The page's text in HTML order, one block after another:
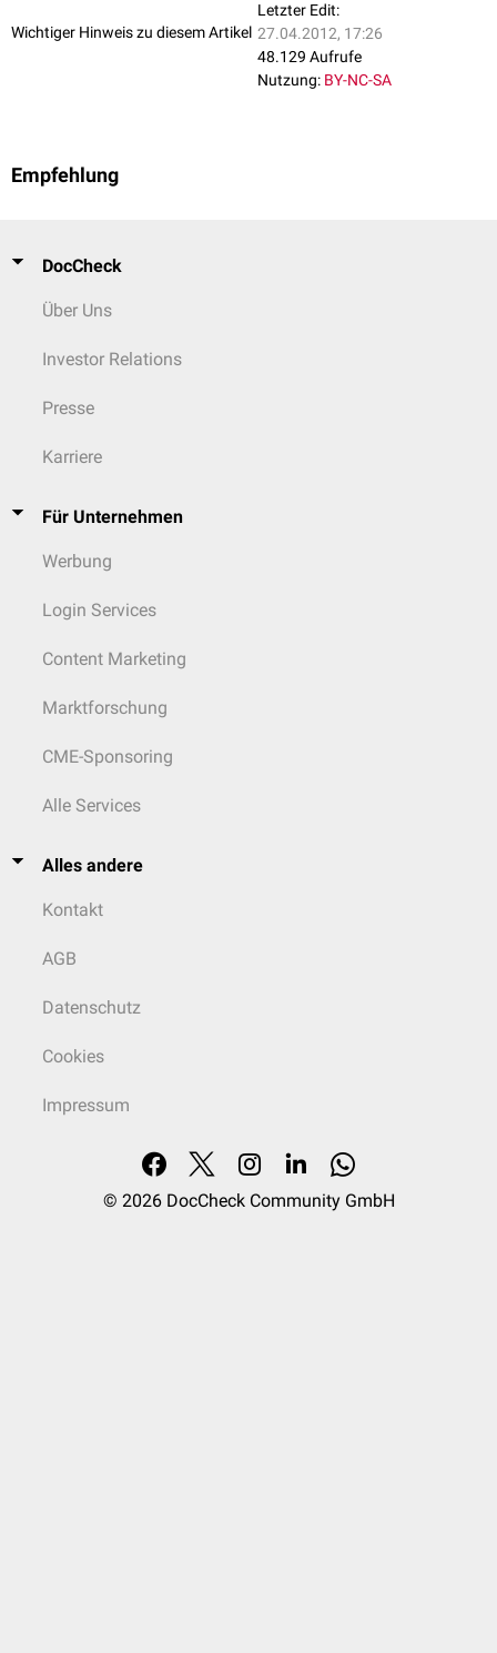
Wichtiger Hinweis zu diesem Artikel
Letzter Edit:
27.04.2012, 17:26
48.129 Aufrufe
Nutzung: BY-NC-SA
Empfehlung
DocCheck
Über Uns
Investor Relations
Presse
Karriere
Für Unternehmen
Werbung
Login Services
Content Marketing
Marktforschung
CME-Sponsoring
Alle Services
Alles andere
Kontakt
AGB
Datenschutz
Cookies
Impressum
© 2026 DocCheck Community GmbH